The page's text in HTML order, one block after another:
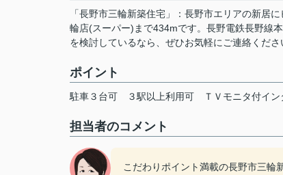
「長野市三輪新築住宅」：長野市エリアの新居
輪店(スーパー)まで434mです。長野電鉄長野線
を検討しているなら、ぜひお気軽にご連絡くださ
ポイント
駐車３台可 ３駅以上利用可 ＴＶモニタ付イン
担当者のコメント
こだわりポイント満載の長野市三輪